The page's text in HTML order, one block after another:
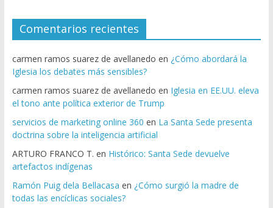
Comentarios recientes
carmen ramos suarez de avellanedo en ¿Cómo abordará la
Iglesia los debates más sensibles?
carmen ramos suarez de avellanedo en Iglesia en EE.UU. eleva
el tono ante política exterior de Trump
servicios de marketing online 360 en La Santa Sede presenta
doctrina sobre la inteligencia artificial
ARTURO FRANCO T. en Histórico: Santa Sede devuelve
artefactos indígenas
Ramón Puig dela Bellacasa en ¿Cómo surgió la madre de
todas las encíclicas sociales?